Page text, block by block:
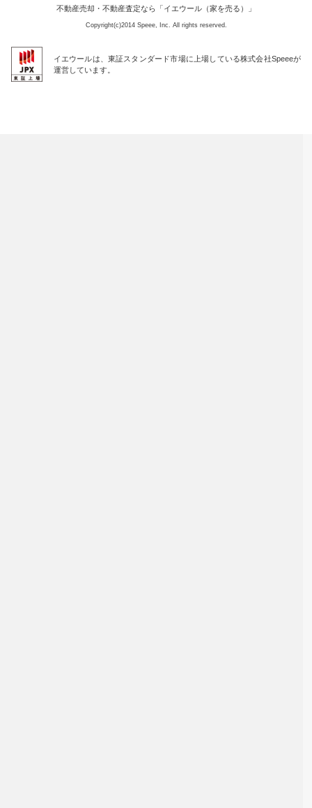
不動産売却・不動産査定なら「イエウール（家を売る）」
Copyright(c)2014 Speee, Inc. All rights reserved.
イエウールは、東証スタンダード市場に上場している株式会社Speeeが
運営しています。